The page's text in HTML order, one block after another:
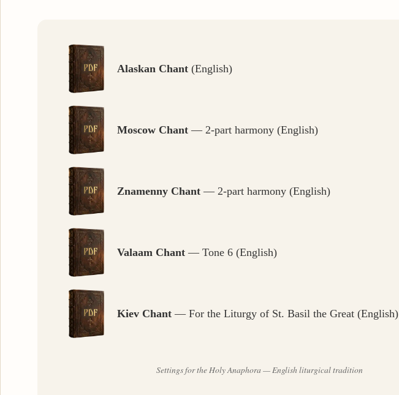
Alaskan Chant (English)
Moscow Chant — 2-part harmony (English)
Znamenny Chant — 2-part harmony (English)
Valaam Chant — Tone 6 (English)
Kiev Chant — For the Liturgy of St. Basil the Great (English)
Settings for the Holy Anaphora — English liturgical tradition